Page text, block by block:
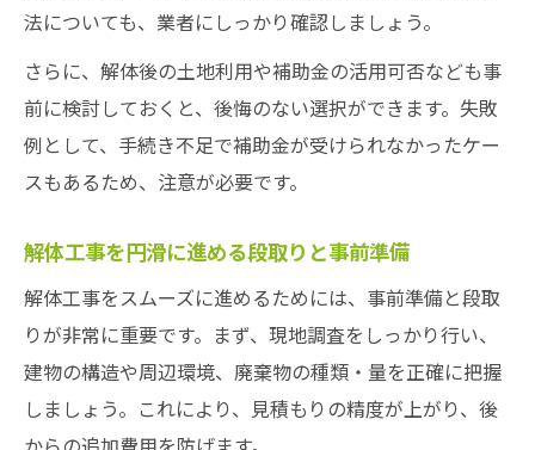
法についても、業者にしっかり確認しましょう。
さらに、解体後の土地利用や補助金の活用可否なども事
前に検討しておくと、後悔のない選択ができます。失敗
例として、手続き不足で補助金が受けられなかったケー
スもあるため、注意が必要です。
解体工事を円滑に進める段取りと事前準備
解体工事をスムーズに進めるためには、事前準備と段取
りが非常に重要です。まず、現地調査をしっかり行い、
建物の構造や周辺環境、廃棄物の種類・量を正確に把握
しましょう。これにより、見積もりの精度が上がり、後